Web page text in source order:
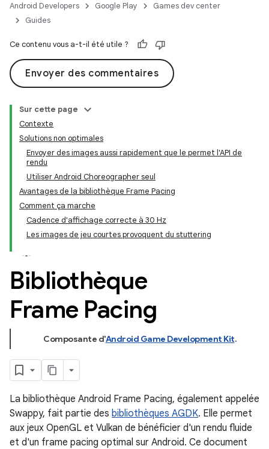
Android Developers Google Play
Games dev center
Guides
Ce contenu vous a-t-il été utile ?
Envoyer des commentaires
Sur cette page
Contexte
Solutions non optimales
Envoyer des images aussi rapidement que le permet l'API de
rendu
Utiliser Android Choreographer seul
Avantages de la bibliothèque Frame Pacing
Comment ça marche
Cadence d'affichage correcte à 30 Hz
Les images de jeu courtes provoquent du stuttering
Bibliothèque
Frame Pacing
Composante d'Android Game Development Kit.
La bibliothèque Android Frame Pacing, également appelée
Swappy, fait partie des bibliothèques AGDK. Elle permet
aux jeux OpenGL et Vulkan de bénéficier d'un rendu fluide
et d'un frame pacing optimal sur Android. Ce document